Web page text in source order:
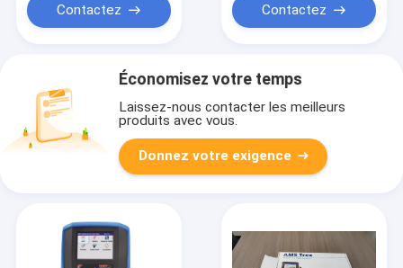
Contactez Contactez
Économisez votre temps
Laissez-nous contacter les meilleurs
produits avec vous.
Donnez votre exigence